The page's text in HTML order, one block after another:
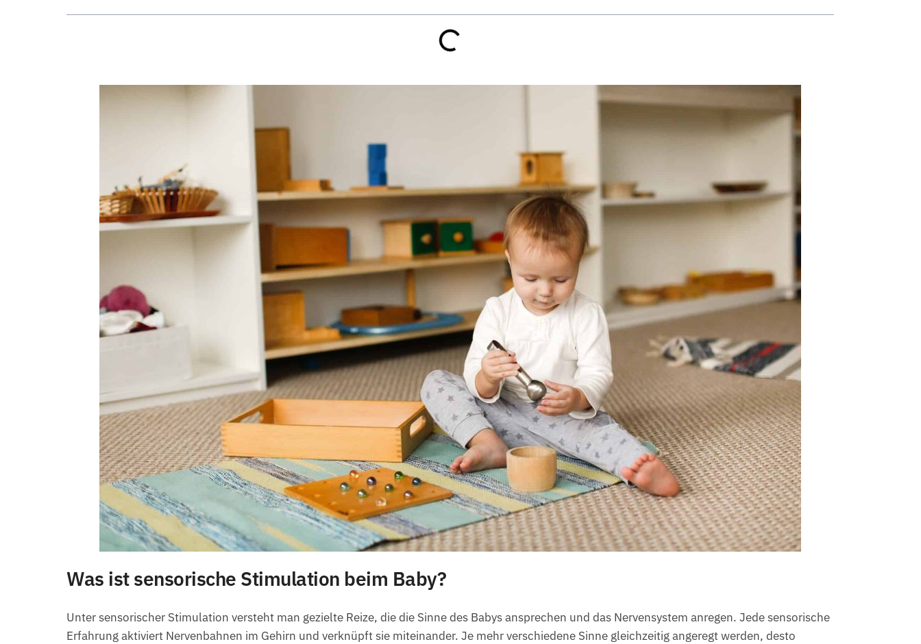
Was ist sensorische Stimulation beim Baby?
Unter sensorischer Stimulation versteht man gezielte Reize, die die Sinne des Babys ansprechen und das Nervensystem anregen. Jede sensorische
Erfahrung aktiviert Nervenbahnen im Gehirn und verknüpft sie miteinander. Je mehr verschiedene Sinne gleichzeitig angeregt werden, desto